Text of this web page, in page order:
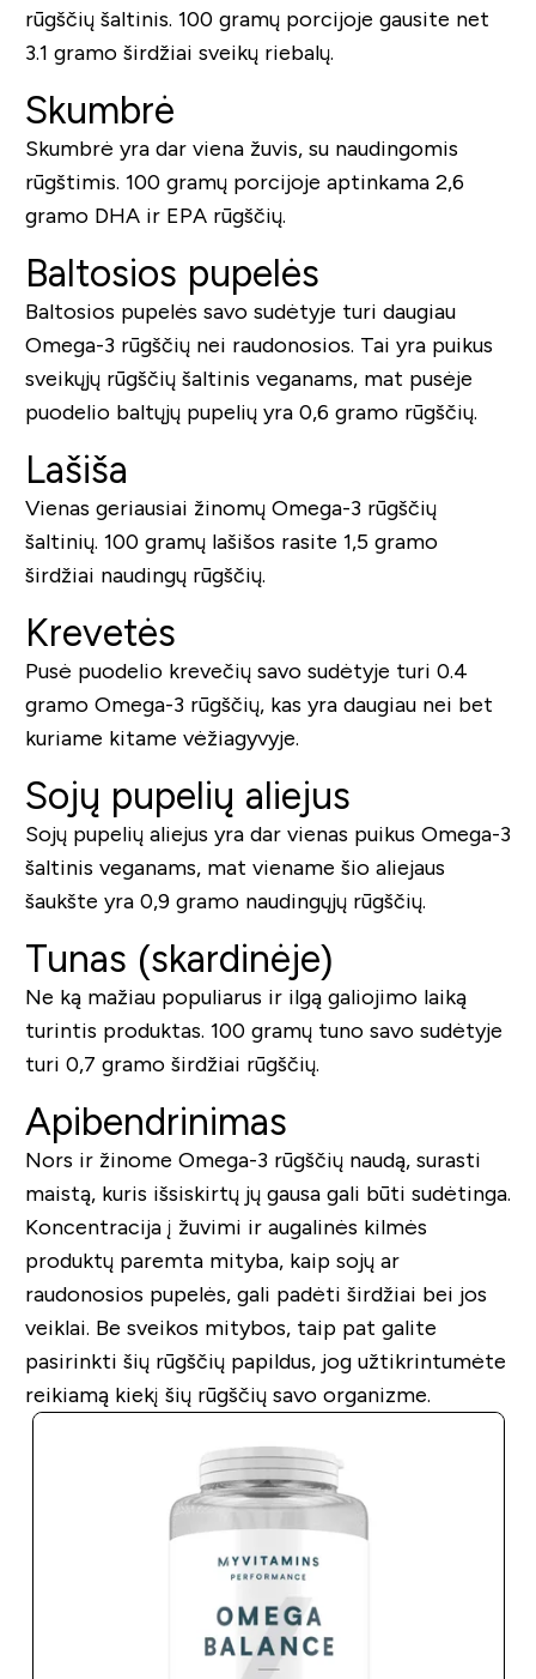
rūgščių šaltinis. 100 gramų porcijoje gausite net
3.1 gramo širdžiai sveikų riebalų.
Skumbrė
Skumbrė yra dar viena žuvis, su naudingomis
rūgštimis. 100 gramų porcijoje aptinkama 2,6
gramo DHA ir EPA rūgščių.
Baltosios pupelės
Baltosios pupelės savo sudėtyje turi daugiau
Omega-3 rūgščių nei raudonosios. Tai yra puikus
sveikųjų rūgščių šaltinis veganams, mat pusėje
puodelio baltųjų pupelių yra 0,6 gramo rūgščių.
Lašiša
Vienas geriausiai žinomų Omega-3 rūgščių
šaltinių. 100 gramų lašišos rasite 1,5 gramo
širdžiai naudingų rūgščių.
Krevetės
Pusė puodelio krevečių savo sudėtyje turi 0.4
gramo Omega-3 rūgščių, kas yra daugiau nei bet
kuriame kitame vėžiagyvyje.
Sojų pupelių aliejus
Sojų pupelių aliejus yra dar vienas puikus Omega-3
šaltinis veganams, mat viename šio aliejaus
šaukšte yra 0,9 gramo naudingųjų rūgščių.
Tunas (skardinėje)
Ne ką mažiau populiarus ir ilgą galiojimo laiką
turintis produktas. 100 gramų tuno savo sudėtyje
turi 0,7 gramo širdžiai rūgščių.
Apibendrinimas
Nors ir žinome Omega-3 rūgščių naudą, surasti
maistą, kuris išsiskirtų jų gausa gali būti sudėtinga.
Koncentracija į žuvimi ir augalinės kilmės
produktų paremta mityba, kaip sojų ar
raudonosios pupelės, gali padėti širdžiai bei jos
veiklai. Be sveikos mitybos, taip pat galite
pasirinkti šių rūgščių papildus, jog užtikrintumėte
reikiamą kiekį šių rūgščių savo organizme.